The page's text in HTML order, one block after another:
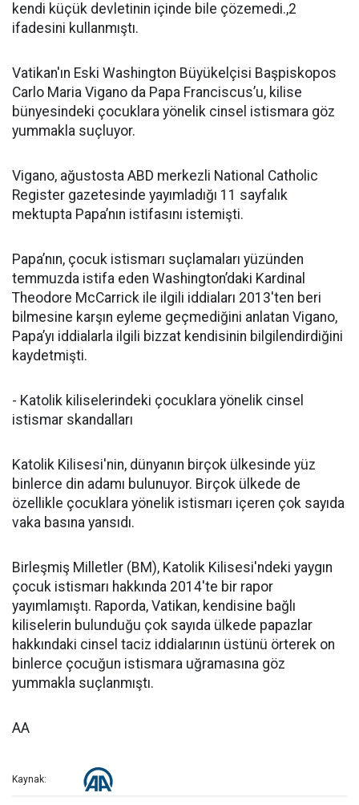
kendi küçük devletinin içinde bile çözemedi.,2
ifadesini kullanmıştı.
Vatikan'ın Eski Washington Büyükelçisi Başpiskopos
Carlo Maria Vigano da Papa Franciscus’u, kilise
bünyesindeki çocuklara yönelik cinsel istismara göz
yummakla suçluyor.
Vigano, ağustosta ABD merkezli National Catholic
Register gazetesinde yayımladığı 11 sayfalık
mektupta Papa’nın istifasını istemişti.
Papa’nın, çocuk istismarı suçlamaları yüzünden
temmuzda istifa eden Washington’daki Kardinal
Theodore McCarrick ile ilgili iddiaları 2013'ten beri
bilmesine karşın eyleme geçmediğini anlatan Vigano,
Papa’yı iddialarla ilgili bizzat kendisinin bilgilendirdiğini
kaydetmişti.
- Katolik kiliselerindeki çocuklara yönelik cinsel
istismar skandalları
Katolik Kilisesi'nin, dünyanın birçok ülkesinde yüz
binlerce din adamı bulunuyor. Birçok ülkede de
özellikle çocuklara yönelik istismarı içeren çok sayıda
vaka basına yansıdı.
Birleşmiş Milletler (BM), Katolik Kilisesi'ndeki yaygın
çocuk istismarı hakkında 2014'te bir rapor
yayımlamıştı. Raporda, Vatikan, kendisine bağlı
kiliselerin bulunduğu çok sayıda ülkede papazlar
hakkındaki cinsel taciz iddialarının üstünü örterek on
binlerce çocuğun istismara uğramasına göz
yummakla suçlanmıştı.
AA
Kaynak: